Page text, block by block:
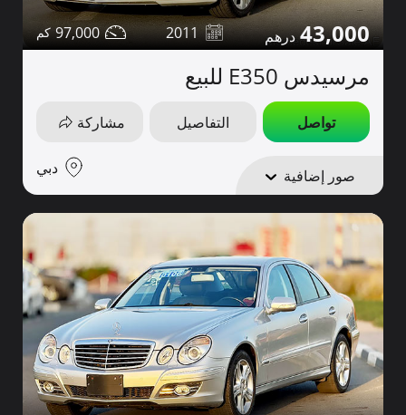
43,000
2011
97,000
مرسيدس E350 للبيع
تواصل التفاصيل مشاركة
صور إضافية دبي